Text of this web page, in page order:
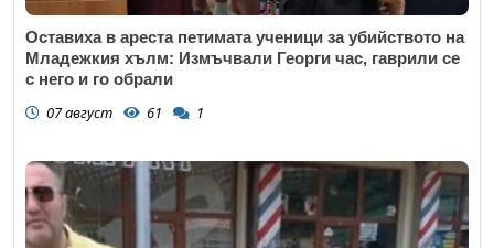
Оставиха в ареста петимата ученици за убийството на
Младежкия хълм: Измъчвали Георги час, гаврили се
с него и го обрали
07 август 61 1